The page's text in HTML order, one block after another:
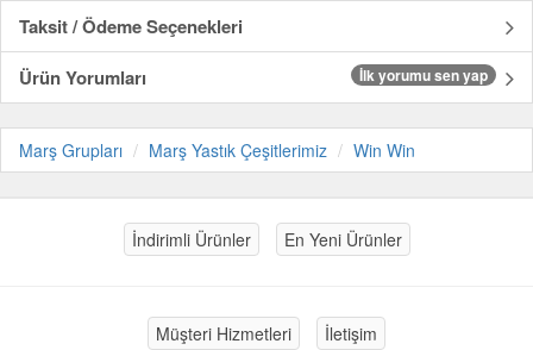
Taksit / Ödeme Seçenekleri
Ürün Yorumları
İlk yorumu sen yap
Marş Grupları Marş Yastık Çeşitlerimiz Win Win
İndirimli Ürünler En Yeni Ürünler
Müşteri Hizmetleri İletişim